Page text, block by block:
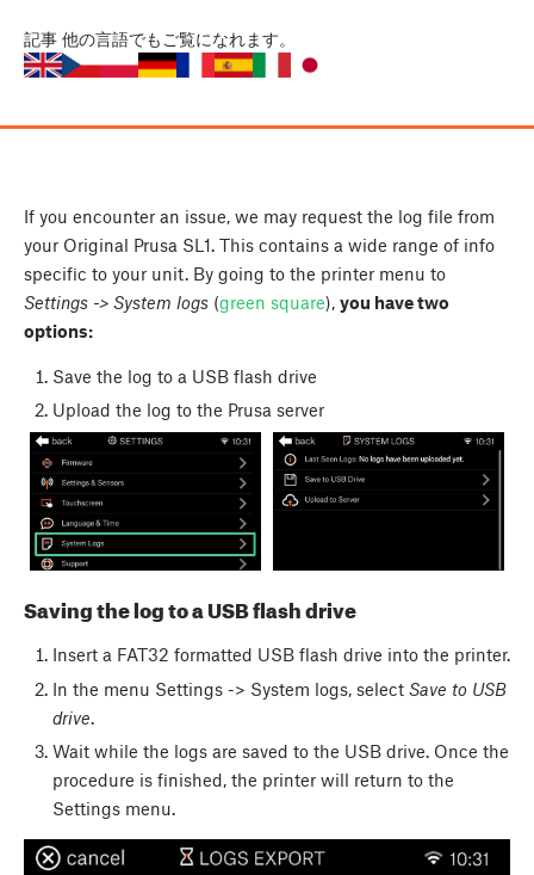
記事 他の言語でもご覧になれます。
If you encounter an issue, we may request the log file from
your Original Prusa SL1. This contains a wide range of info
specific to your unit. By going to the printer menu to
Settings -> System logs (green square), you have two
options:
Save the log to a USB flash drive
Upload the log to the Prusa server
Saving the log to a USB flash drive
Insert a FAT32 formatted USB flash drive into the printer.
In the menu Settings -> System logs, select Save to USB
drive
Wait while the logs are saved to the USB drive. Once the
procedure is finished, the printer will return to the
Settings menu.